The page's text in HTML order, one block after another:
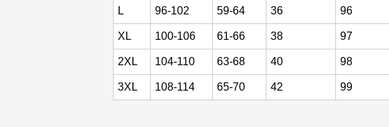
L 96-102 59-64 36 96
XL 100-106 61-66 38 97
2XL 104-110 63-68 40 98
3XL 108-114 65-70 42 99